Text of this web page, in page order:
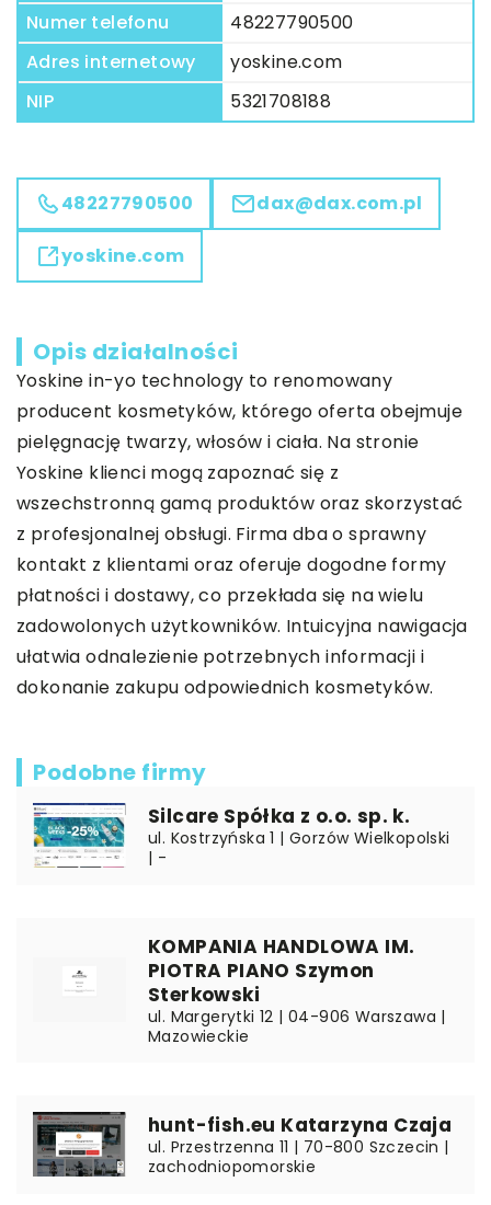
Numer telefonu
48227790500
Adres internetowy
yoskine.com
NIP
5321708188
48227790500 dax@dax.com.pl
yoskine.com
Opis działalności
Yoskine in-yo technology to renomowany
producent kosmetyków, którego oferta obejmuje
pielęgnację twarzy, włosów i ciała. Na stronie
Yoskine klienci mogą zapoznać się z
wszechstronną gamą produktów oraz skorzystać
z profesjonalnej obsługi. Firma dba o sprawny
kontakt z klientami oraz oferuje dogodne formy
płatności i dostawy, co przekłada się na wielu
zadowolonych użytkowników. Intuicyjna nawigacja
ułatwia odnalezienie potrzebnych informacji i
dokonanie zakupu odpowiednich kosmetyków.
Podobne firmy
Silcare Spółka z o.o. sp. k.
ul. Kostrzyńska 1 | Gorzów Wielkopolski
| -
KOMPANIA HANDLOWA IM.
PIOTRA PIANO Szymon
Sterkowski
ul. Margerytki 12 | 04-906 Warszawa |
Mazowieckie
hunt-fish.eu Katarzyna Czaja
ul. Przestrzenna 11 | 70-800 Szczecin |
zachodniopomorskie